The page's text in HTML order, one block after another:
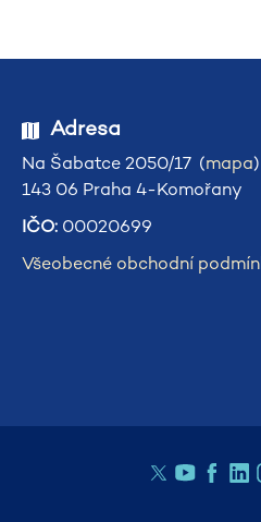
Adresa
Na Šabatce 2050/17 (mapa)
143 06 Praha 4-Komořany
IČO:00020699
Všeobecné obchodní